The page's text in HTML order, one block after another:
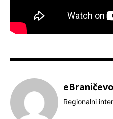
eBraničevo
Regionalni